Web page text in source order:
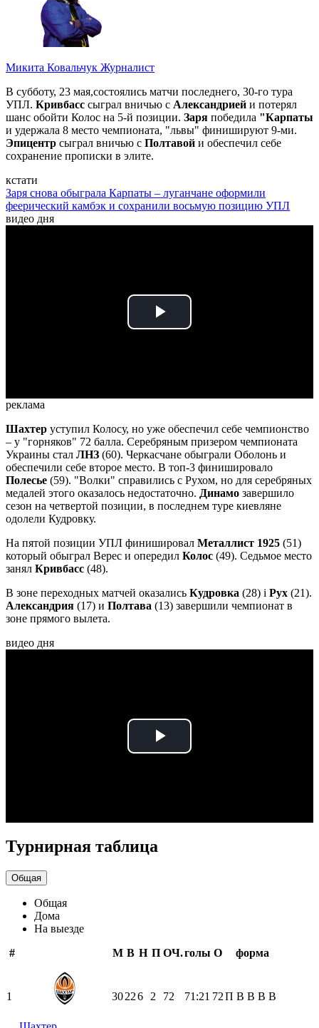
Микита Ковальчук Журналист
В субботу, 23 мая,состоялись матчи последнего, 30-го тура
УПЛ. Кривбасс сыграл вничью с Александрией и потерял
шанс обойти Колос на 5-й позиции. Заря победила "Карпаты
и удержала 8 место чемпионата, "львы" финишируют 9-ми.
Эпицентр сыграл вничью с Полтавой и обеспечил себе
сохранение прописки в элите.
кстати
Заря снова обыграла Карпаты – луганчане оформили
феерический камбэк и сохранили восьмую позицию УПЛ
видео дня
Play
реклама
Шахтер уступил Колосу, но уже обеспечил себе чемпионство
– у "горняков" 72 балла. Серебряным призером чемпионата
Украины стал ЛНЗ (60). Черкасчане обыграли Оболонь и
обеспечили себе второе место. В топ-3 финишировало
Полесье (59). "Волки" справились с Рухом, но для серебряных
медалей этого оказалось недостаточно. Динамо завершило
сезон на четвертой позиции, в последнем туре киевляне
одолели Кудровку.
На пятой позиции УПЛ финишировал Металлист 1925 (51)
который обыграл Верес и опередил Колос (49). Седьмое место
занял Кривбасс (48).
В зоне переходных матчей оказались Кудровка (28) і Рух (21).
Александрия (17) и Полтава (13) завершили чемпионат в
зоне прямого вылета.
видео дня
Play
Турнирная таблица
Общая
Общая
Дома
На выезде
#
М В Н П ОЧ.голы О форма
1 30226 2 72 71:21 72П В В В В